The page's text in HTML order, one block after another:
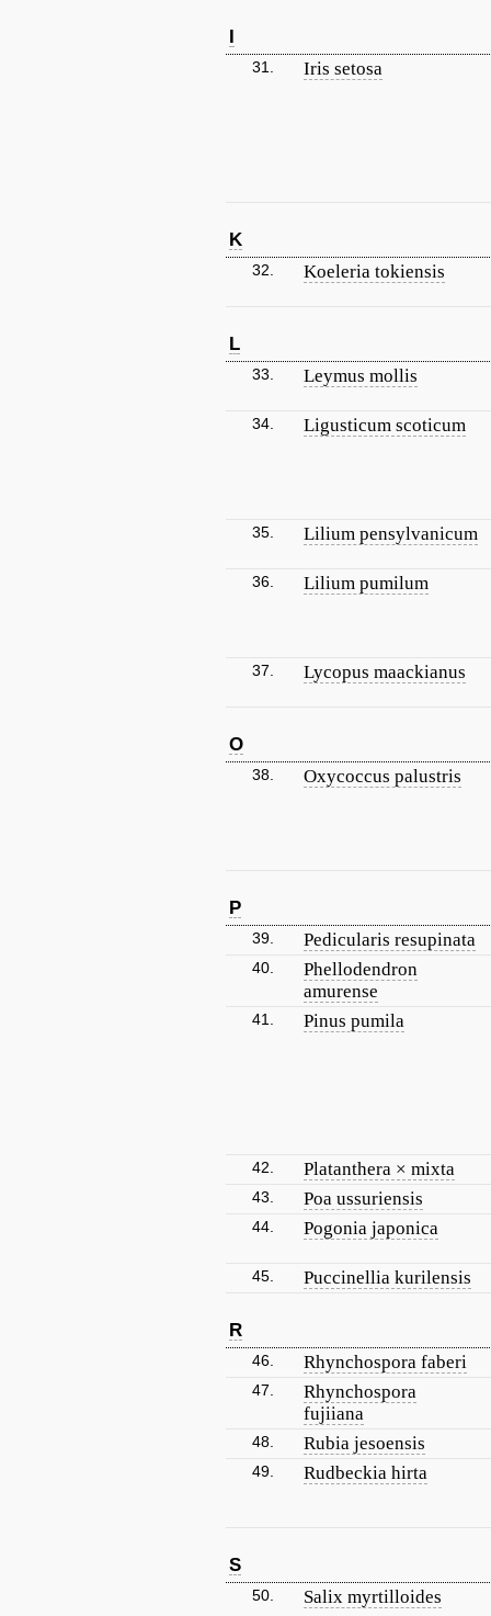
I
31. Iris setosa
K
32. Koeleria tokiensis
L
33. Leymus mollis
34. Ligusticum scoticum
35. Lilium pensylvanicum
36. Lilium pumilum
37. Lycopus maackianus
O
38. Oxycoccus palustris
P
39. Pedicularis resupinata
40.
Phellodendron
amurense
41. Pinus pumila
42. Platanthera × mixta
43. Poa ussuriensis
44. Pogonia japonica
45. Puccinellia kurilensis
R
46. Rhynchospora faberi
47.
Rhynchospora
fujiiana
48. Rubia jesoensis
49. Rudbeckia hirta
S
50. Salix myrtilloides